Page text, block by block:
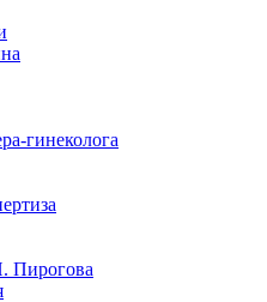
гинеколога
Пирогова